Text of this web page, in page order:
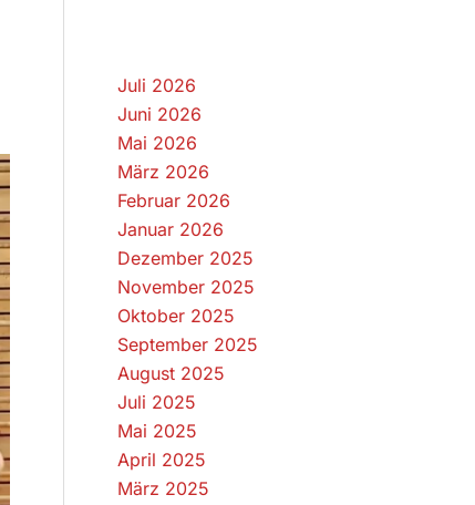
Juli 2026
Juni 2026
Mai 2026
März 2026
Februar 2026
Januar 2026
Dezember 2025
November 2025
Oktober 2025
September 2025
August 2025
Juli 2025
Mai 2025
April 2025
März 2025